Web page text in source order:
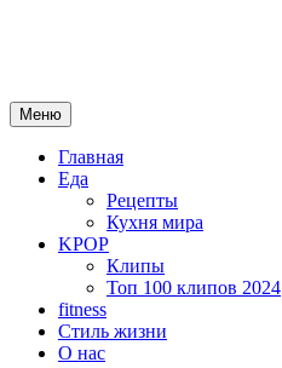
Меню
Главная
Еда
Рецепты
Кухня мира
KPOP
Клипы
Топ 100 клипов 2024
fitness
Стиль жизни
О нас